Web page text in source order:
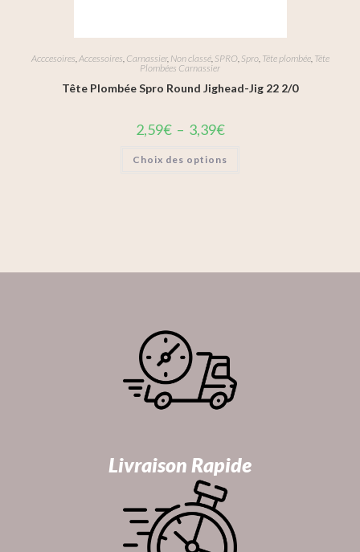
Acccesoires,Accessoires, Carnassier, Non classé, SPRO, Spro, Tête plombée, Tête
Plombées Carnassier
Tête Plombée Spro Round Jighead-Jig 22 2/0
2,59€ – 3,39€
Choix des options
Livraison Rapide